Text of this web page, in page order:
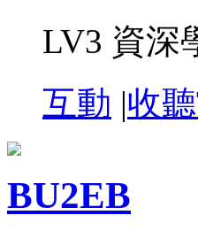
LV3 資深
互動 |收
BU2EB